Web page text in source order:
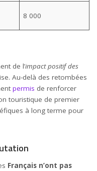
8 000
de l’impact positif des
Au-delà des retombées
permis de renforcer
touristique de premier
à long terme pour
Français n’ont pas